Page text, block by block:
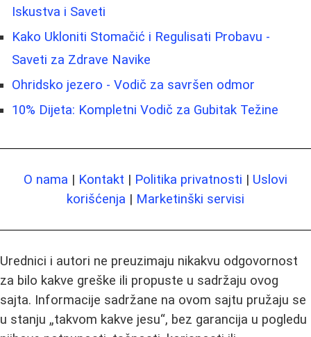
Iskustva i Saveti
Kako Ukloniti Stomačić i Regulisati Probavu -
Saveti za Zdrave Navike
Ohridsko jezero - Vodič za savršen odmor
10% Dijeta: Kompletni Vodič za Gubitak Težine
O nama | Kontakt | Politika privatnosti | Uslovi
korišćenja | Marketinški servisi
Urednici i autori ne preuzimaju nikakvu odgovornost
za bilo kakve greške ili propuste u sadržaju ovog
sajta. Informacije sadržane na ovom sajtu pružaju se
u stanju „takvom kakve jesu“, bez garancija u pogledu